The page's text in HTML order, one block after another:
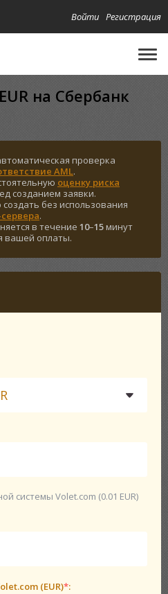
Регистрация
Войти
на Сбербанк
проверка
AML.
оценку риска
созданием заявки.
без использования
.
в течение 10–15минут
вашей оплаты.
системы Volet.com (0.01 EUR)
(EUR)*: